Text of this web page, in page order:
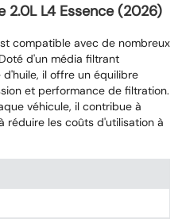
2.0L L4 Essence (2026)
compatible avec de nombreux
d'un média filtrant
il offre un équilibre
et performance de filtration.
véhicule, il contribue à
réduire les coûts d'utilisation à